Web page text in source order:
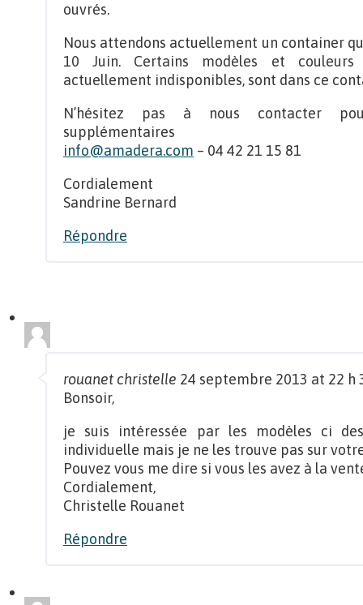
ouvrés.
Nous attendons actuellement un container
10 Juin. Certains modèles et couleurs
actuellement indisponibles, sont dans ce
N’hésitez pas à nous contacter
supplémentaires
info@amadera.com – 04 42 21 15 81
Cordialement
Sandrine Bernard
Répondre
rouanet christelle 24 septembre 2013 at 22 h
Bonsoir,
je suis intéressée par les modèles ci
individuelle mais je ne les trouve pas sur
Pouvez vous me dire si vous les avez à la
Cordialement,
Christelle Rouanet
Répondre